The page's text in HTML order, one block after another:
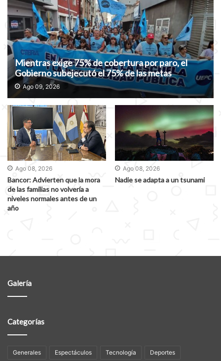
Mientras exige 75% de cobertura por paro, el
Gobierno subejecutó el 75% de las metas
educativas
Ago 09, 2026
Ago 08, 2026
Bancor: Advierten que la mora
de las familias no volvería a
niveles normales antes de un
año
Ago 08, 2026
Nadie se adapta a un tsunami
Galería
Categorías
Generales Espectáculos Tecnología Deportes